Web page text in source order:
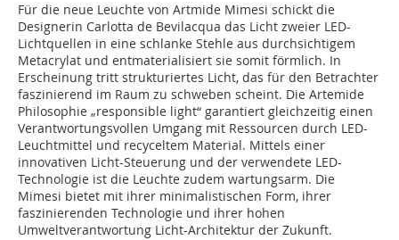
Für die neue Leuchte von Artmide Mimesi schickt die
Designerin Carlotta de Bevilacqua das Licht zweier LED-
Lichtquellen in eine schlanke Stehle aus durchsichtigem
Metacrylat und entmaterialisiert sie somit förmlich. In
Erscheinung tritt strukturiertes Licht, das für den Betrachter
faszinierend im Raum zu schweben scheint. Die Artemide
Philosophie „responsible light“ garantiert gleichzeitig einen
Verantwortungsvollen Umgang mit Ressourcen durch LED-
Leuchtmittel und recyceltem Material. Mittels einer
innovativen Licht-Steuerung und der verwendete LED-
Technologie ist die Leuchte zudem wartungsarm. Die
Mimesi bietet mit ihrer minimalistischen Form, ihrer
faszinierenden Technologie und ihrer hohen
Umweltverantwortung Licht-Architektur der Zukunft.